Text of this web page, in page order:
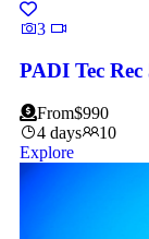
3
PADI Tec Rec
From$990
4 days
10
Explore